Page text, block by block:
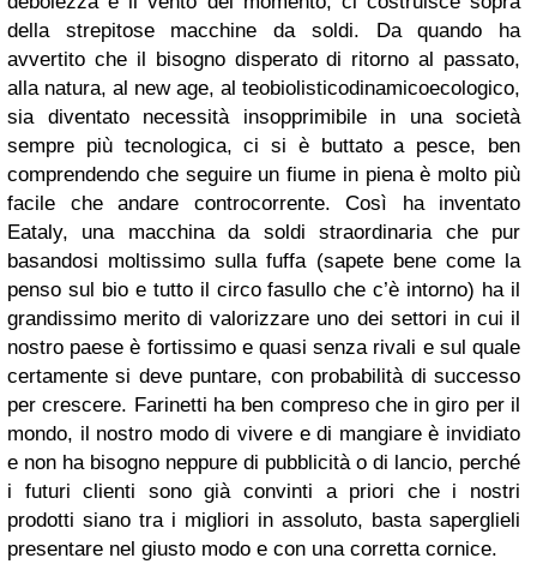
della strepitose macchine da soldi. Da quando ha
avvertito che il bisogno disperato di ritorno al passato,
alla natura, al new age, al teobiolisticodinamicoecologico,
sia diventato necessità insopprimibile in una società
sempre più tecnologica, ci si è buttato a pesce, ben
comprendendo che seguire un fiume in piena è molto più
facile che andare controcorrente. Così ha inventato
Eataly, una macchina da soldi straordinaria che pur
basandosi moltissimo sulla fuffa (sapete bene come la
penso sul bio e tutto il circo fasullo che c’è intorno) ha il
grandissimo merito di valorizzare uno dei settori in cui il
nostro paese è fortissimo e quasi senza rivali e sul quale
certamente si deve puntare, con probabilità di successo
per crescere. Farinetti ha ben compreso che in giro per il
mondo, il nostro modo di vivere e di mangiare è invidiato
e non ha bisogno neppure di pubblicità o di lancio, perché
i futuri clienti sono già convinti a priori che i nostri
prodotti siano tra i migliori in assoluto, basta saperglieli
presentare nel giusto modo e con una corretta cornice.